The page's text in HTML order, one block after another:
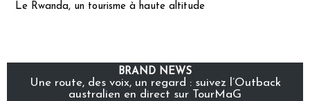
Le Rwanda, un tourisme à haute altitude
BRAND NEWS
Une route, des voix, un regard : suivez l’Outback
australien en direct sur TourMaG